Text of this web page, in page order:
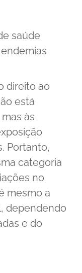
saúde
direito ao
está
às
Portanto,
categoria
no
mesmo a
dependendo
e do